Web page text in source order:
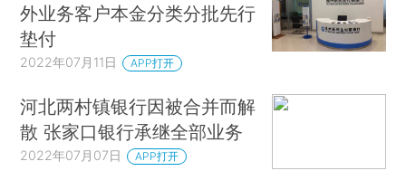
外业务客户本金分类分批先行
垫付
2022年07月11日 APP打开
河北两村镇银行因被合并而解
散 张家口银行承继全部业务
2022年07月07日 APP打开